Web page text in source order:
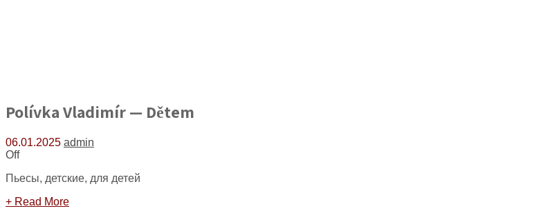
Polívka Vladimír — Dětem
06.01.2025 admin
Off
Пьесы, детские, для детей
+ Read More